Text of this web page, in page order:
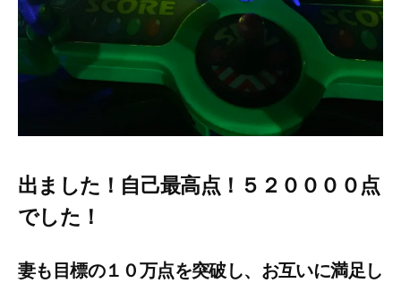
出ました！自己最高点！５２００００点
でした！
妻も目標の１０万点を突破し、お互いに満足し